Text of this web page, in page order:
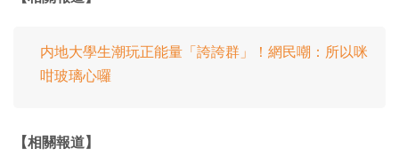
内地大學生潮玩正能量「誇誇群」！網民嘲：所以咪
咁玻璃心囉
【相關報道】